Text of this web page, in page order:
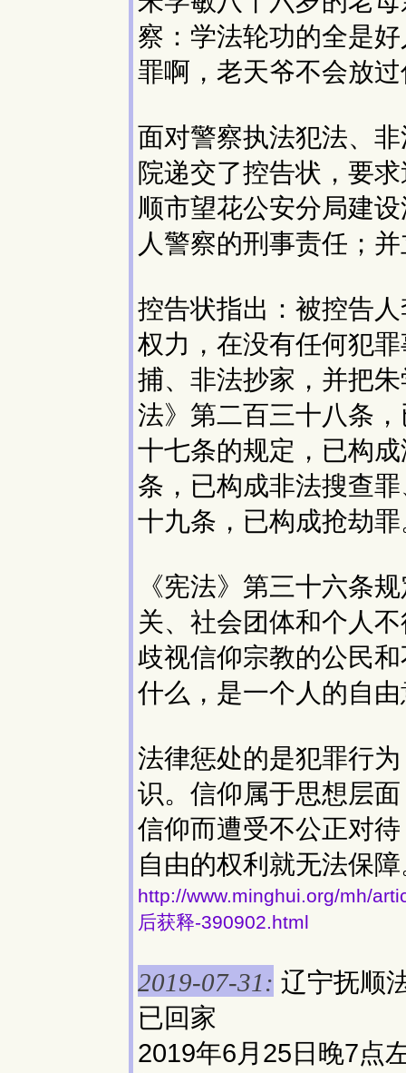
察：学法轮功的全是
罪啊，老天爷不会放
面对警察执法犯法、
院递交了控告状，要
顺市望花公安分局建
人警察的刑事责任；
控告状指出：被控告
权力，在没有任何犯
捕、非法抄家，并把
法》第二百三十八条
十七条的规定，已构
条，已构成非法搜查
十九条，已构成抢劫
《宪法》第三十六条
关、社会团体和个人
歧视信仰宗教的公民
什么，是一个人的自
法律惩处的是犯罪行
识。信仰属于思想层
信仰而遭受不公正对
自由的权利就无法保
http://www.minghui.org/mh/
后获释-390902.html
2019-07-31: 辽宁抚顺
已回家
2019年6月25日晚7点